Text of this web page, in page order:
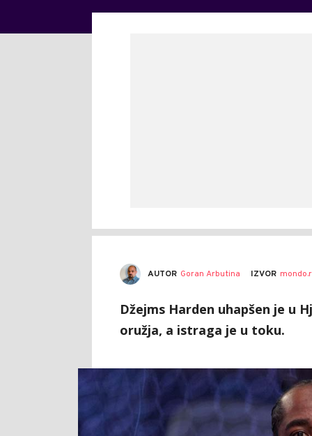
AUTOR Goran Arbutina IZVOR
Džejms Harden uhapšen je u
oružja, a istraga je u toku.